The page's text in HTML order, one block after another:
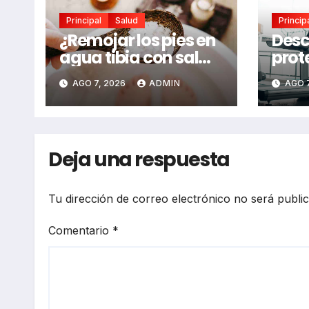
Principal Salud
¿Remojar los pies en
agua tibia con sal
realmente
funciona? Estos son
sus beneficios,
AGO 7, 2026 ADMIN que
AGO
Deja una respuesta
Tu dirección de correo electrónico no será
Comentario *